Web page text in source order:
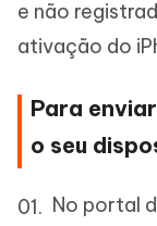
e não
ativação do
Para
o seu
No portal